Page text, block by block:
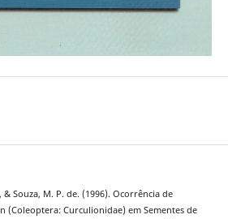
Souza, M. P. de. (1996). Ocorrência de
(Coleoptera: Curculionidae) em Sementes de